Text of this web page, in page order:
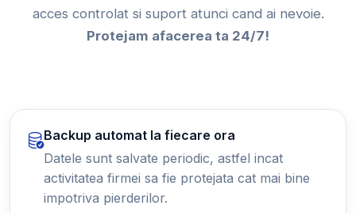
acces controlat si suport atunci cand ai nevoie.
Protejam afacerea ta 24/7!
Backup automat la fiecare ora
Datele sunt salvate periodic, astfel incat
activitatea firmei sa fie protejata cat mai bine
impotriva pierderilor.